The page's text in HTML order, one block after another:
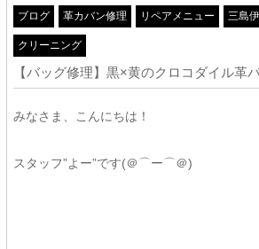
ブログ 革カバン修理 リペアメニュー 三島
クリーニング
【バッグ修理】黒×黄のクロコダイル革
みなさま、こんにちは！
スタッフ”よー”です(＠⌒ー⌒＠)